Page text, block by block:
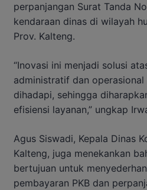
perpanjangan Surat Tanda
kendaraan dinas di wilayah
Prov. Kalteng.
“Inovasi ini menjadi solusi
administratif dan operasional
dihadapi, sehingga
efisiensi layanan,” ungkap
Agus Siswadi, Kepala Dinas
Kalteng, juga menekankan
bertujuan untuk
pembayaran PKB dan